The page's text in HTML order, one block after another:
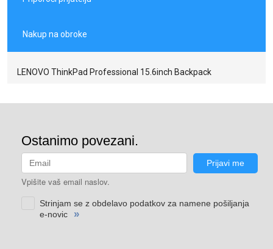
Nakup na obroke
LENOVO ThinkPad Professional 15.6inch Backpack